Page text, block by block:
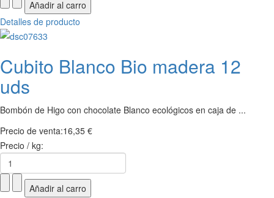
Detalles de producto
Cubito Blanco Bio madera 12
uds
Bombón de Higo con chocolate Blanco ecológicos en caja de ...
Precio de venta:16,35 €
Precio / kg: